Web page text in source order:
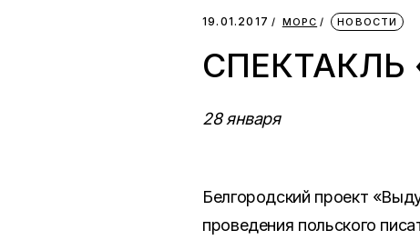
19.01.2017 МОРС НОВОСТИ
СПЕКТАКЛЬ
28 января
Белгородский проект
проведения польского